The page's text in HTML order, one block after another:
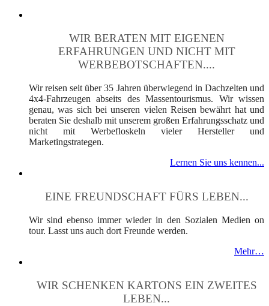
WIR BERATEN MIT EIGENEN
ERFAHRUNGEN UND NICHT MIT
WERBEBOTSCHAFTEN....
Wir reisen seit über 35 Jahren überwiegend in Dachzelten und
4x4-Fahrzeugen abseits des Massentourismus. Wir wissen
genau, was sich bei unseren vielen Reisen bewährt hat und
beraten Sie deshalb mit unserem großen Erfahrungsschatz und
nicht mit Werbefloskeln vieler Hersteller und
Marketingstrategen.
Lernen Sie uns kennen...
EINE FREUNDSCHAFT FÜRS LEBEN...
Wir sind ebenso immer wieder in den Sozialen Medien on
tour. Lasst uns auch dort Freunde werden.
Mehr…
WIR SCHENKEN KARTONS EIN ZWEITES
LEBEN...